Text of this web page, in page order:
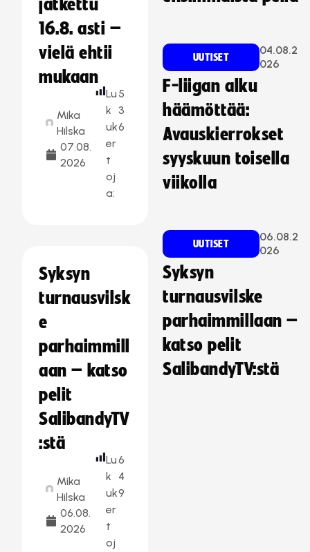
jatkettu
16.8. asti –
vielä ehtii
mukaan
Mika
Hilska
07.08.
2026
Lu
k
uk
er
t
oj
a:
5
3
6
Syksyn
turnausvilsk
e
parhaimmill
aan – katso
pelit
SalibandyTV
:stä
Mika
Hilska
06.08.
2026
Lu
k
uk
er
t
oj
6
4
9
UUTISET
04.08.2
026
F-liigan alku
häämöttää:
Avauskierrokset
syyskuun toisella
viikolla
UUTISET
06.08.2
026
Syksyn
turnausvilske
parhaimmillaan –
katso pelit
SalibandyTV:stä